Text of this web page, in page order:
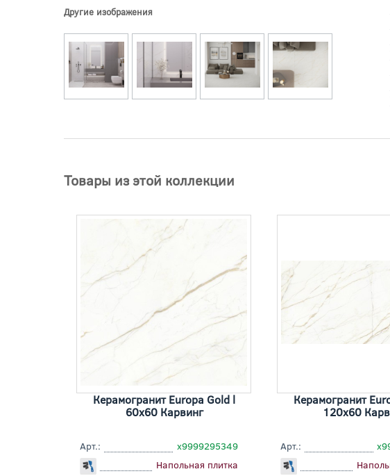
Другие изображения
Товары из этой коллекции
Керамогранит Europa Gold l
60x60 Карвинг
Арт.:
х9999295349
Напольная плитка
Керамогранит
120x60
Арт.: